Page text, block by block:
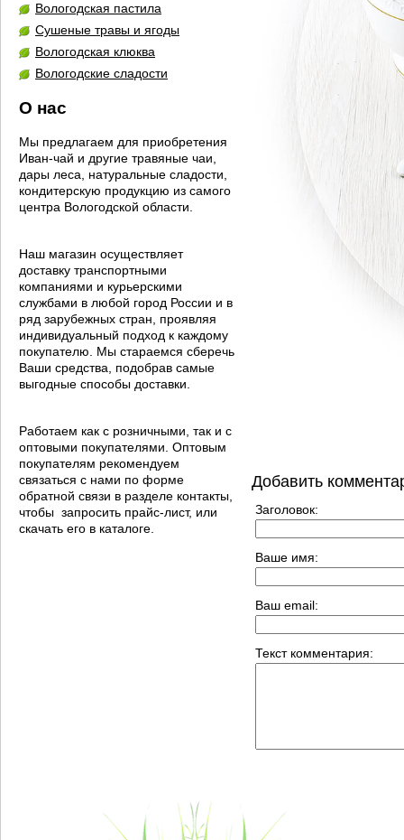
Вологодская пастила
Сушеные травы и ягоды
Вологодская клюква
Вологодские сладости
О нас
Мы предлагаем для приобретения
Иван-чай и другие травяные чаи,
дары леса, натуральные сладости,
кондитерскую продукцию из самого
центра Вологодской области.
Наш магазин осуществляет
доставку транспортными
компаниями и курьерскими
службами в любой город России и в
ряд зарубежных стран, проявляя
индивидуальный подход к каждому
покупателю. Мы стараемся сберечь
Ваши средства, подобрав самые
выгодные способы доставки.
Работаем как с розничными, так и с
оптовыми покупателями. Оптовым
покупателям рекомендуем
связаться с нами по форме
обратной связи в разделе контакты,
чтобы запросить прайс-лист, или
скачать его в каталоге.
Добавить
Заголовок:
Ваше имя:
Ваш email:
Текст комментария: